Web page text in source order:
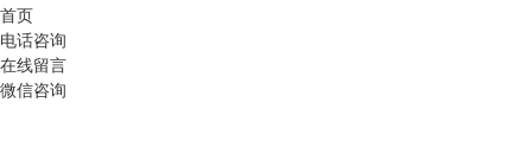
首页
电话咨询
在线留言
微信咨询